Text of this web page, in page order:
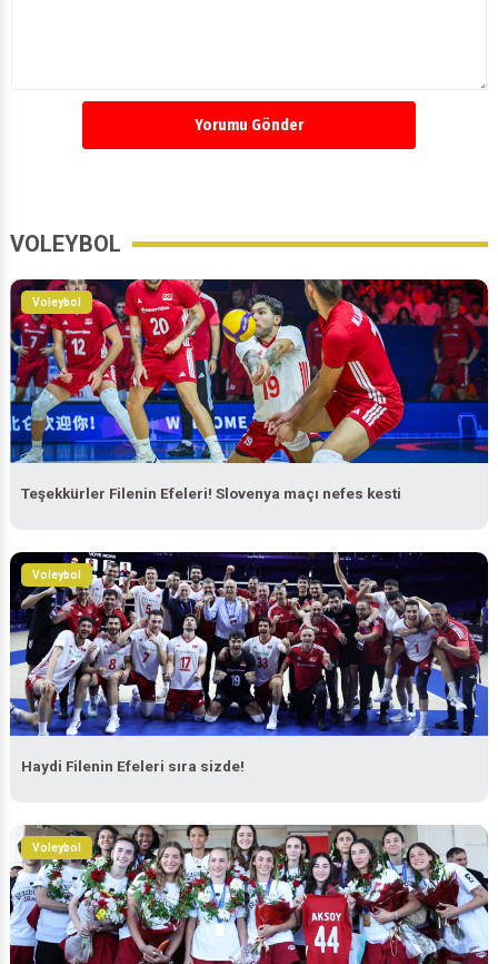
Yorumu Gönder
VOLEYBOL
Voleybol
Teşekkürler Filenin Efeleri! Slovenya maçı nefes kesti
Voleybol
Haydi Filenin Efeleri sıra sizde!
Voleybol